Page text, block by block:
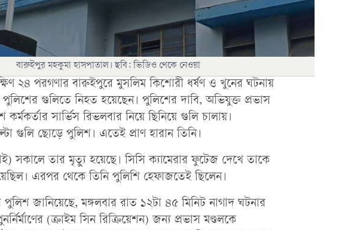
বারুইপুর মহকুমা হাসপাতাল। ছবি: ভিডিও থেকে নেওয়া
২৪ পরগণার বারুইপুরে মুসলিম কিশোরী ধর্ষণ ও খুনের ঘটনায়
পুলিশের গুলিতে নিহত হয়েছেন। পুলিশের দাবি, অভিযুক্ত প্রভাস
সার্ভিস রিভলবার নিয়ে ছিনিয়ে গুলি চালায়।
গুলি ছোড়ে পুলিশ। এতেই প্রাণ হারান তিনি।
সকালে তার মৃত্যু হয়েছে। সিসি ক্যামেরার ফুটেজ দেখে তাকে
এরপর থেকে তিনি পুলিশি হেফাজতেই ছিলেন।
জানিয়েছে, মঙ্গলবার রাত ১২টা ৪৫ মিনিট নাগাদ ঘটনার
(ক্রাইম সিন রিক্রিয়েশন) জন্য প্রভাস মণ্ডলকে